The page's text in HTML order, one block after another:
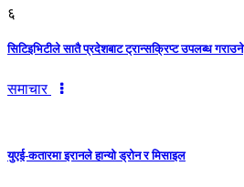
६
सिटिइभिटीले सातै प्रदेशबाट ट्रान्सक्रिप्ट उपलब्ध गराउने
समाचार
युएई-कतारमा इरानले हान्यो ड्रोन र मिसाइल